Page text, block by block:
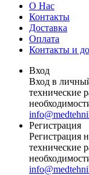
О Нас
Контакты
Доставка
Оплата
Контакты и
Вход
Вход в
технические
Регистрация
Регистрация
технические